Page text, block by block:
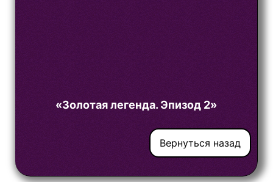
«Золотая легенда. Эпизод 2»
Вернуться назад